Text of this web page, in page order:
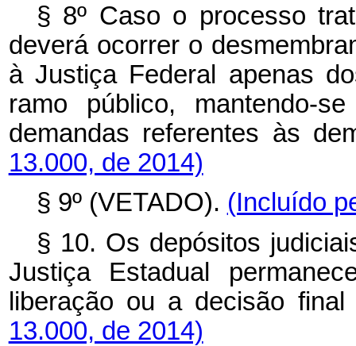
§ 8º Caso o processo
deverá ocorrer o
à Justiça Federal apenas
ramo público, mantendo-
demandas referentes às
13.000, de 2014)
§ 9º (VETADO). (Incluído
§ 10. Os depósitos
Justiça Estadual
liberação ou a decisão
13.000, de 2014)